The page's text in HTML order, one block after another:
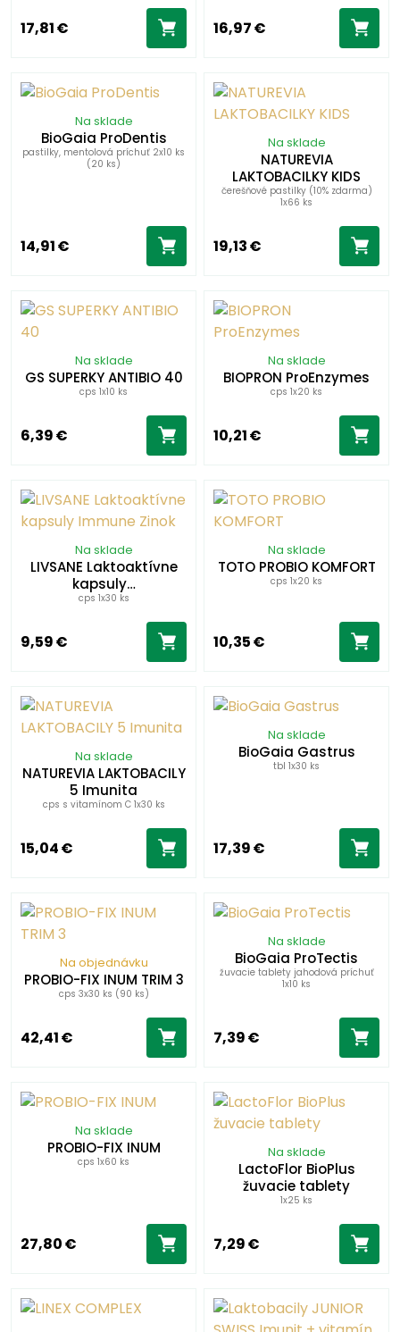
17,81 € 16,97 €
Na sklade
BioGaia ProDentis
pastilky, mentolová príchuť 2x10 ks
(20 ks)
14,91 €
Na sklade
NATUREVIA
LAKTOBACILKY KIDS
čerešňové pastilky (10% zdarma)
1x66 ks
19,13 €
Na sklade
GS SUPERKY ANTIBIO 40
cps 1x10 ks
6,39 €
Na sklade
BIOPRON ProEnzymes
cps 1x20 ks
10,21 €
Na sklade
LIVSANE Laktoaktívne
kapsuly…
cps 1x30 ks
9,59 €
Na sklade
TOTO PROBIO KOMFORT
cps 1x20 ks
10,35 €
Na sklade
NATUREVIA LAKTOBACILY
5 Imunita
cps s vitamínom C 1x30 ks
15,04 €
Na sklade
BioGaia Gastrus
tbl 1x30 ks
17,39 €
Na objednávku
PROBIO-FIX INUM TRIM 3
cps 3x30 ks (90 ks)
42,41 €
Na sklade
BioGaia ProTectis
žuvacie tablety jahodová príchuť
1x10 ks
7,39 €
Na sklade
PROBIO-FIX INUM
cps 1x60 ks
27,80 €
Na sklade
LactoFlor BioPlus
žuvacie tablety
1x25 ks
7,29 €